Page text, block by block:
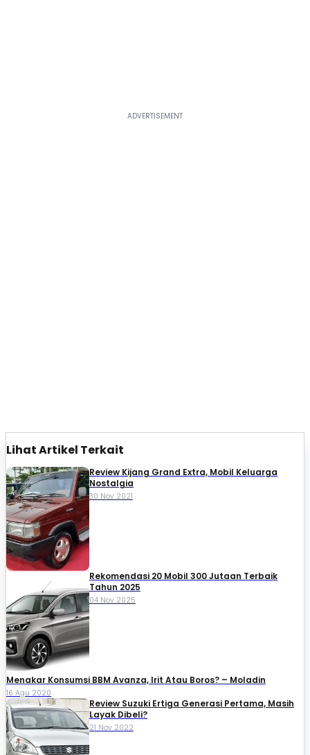
Lihat Artikel Terkait
Review Kijang Grand Extra, Mobil Keluarga
Nostalgia
30 Nov 2021
Rekomendasi 20 Mobil 300 Jutaan Terbaik
Tahun 2025
04 Nov 2025
Menakar Konsumsi BBM Avanza, Irit Atau Boros? – Moladin
16 Agu 2020
Review Suzuki Ertiga Generasi Pertama, Masih
Layak Dibeli?
21 Nov 2022